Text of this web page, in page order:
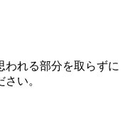
れる部分を取らずに
い。